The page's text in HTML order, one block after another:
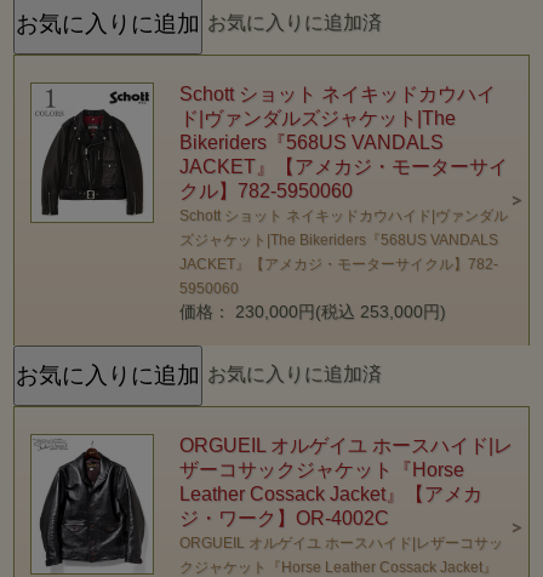
お気に入りに追加済
Schott ショット ネイキッドカウハイ
ド|ヴァンダルズジャケット|The
Bikeriders『568US VANDALS
JACKET』【アメカジ・モーターサイ
クル】782-5950060
Schott ショット ネイキッドカウハイド|ヴァンダル
ズジャケット|The Bikeriders『568US VANDALS
JACKET』【アメカジ・モーターサイクル】782-
5950060
価格： 230,000円(税込 253,000円)
お気に入りに追加済
ORGUEIL オルゲイユ ホースハイド|レ
ザーコサックジャケット『Horse
Leather Cossack Jacket』【アメカ
ジ・ワーク】OR-4002C
ORGUEIL オルゲイユ ホースハイド|レザーコサッ
クジャケット『Horse Leather Cossack Jacket』